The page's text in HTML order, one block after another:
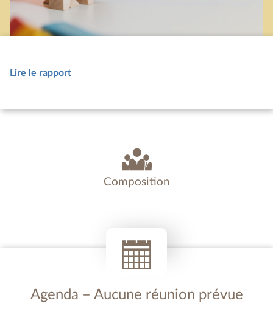
Lire le rapport
Composition
Agenda – Aucune réunion prévue